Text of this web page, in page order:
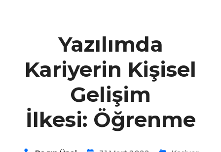
Yazılımda
Kariyerin Kişisel
Gelişim
İlkesi: Öğrenme